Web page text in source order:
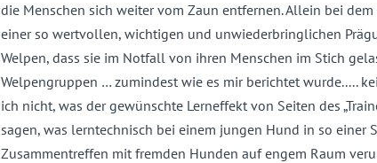
die Menschen sich weiter vom Zaun entfernen. Allein bei
einer so wertvollen, wichtigen und unwiederbringlichen
Welpen, dass sie im Notfall von ihren Menschen im Stich
Welpengruppen … zumindest wie es mir berichtet wurde.....
ich nicht, was der gewünschte Lerneffekt von Seiten des
sagen, was lerntechnisch bei einem jungen Hund in so einer
Zusammentreffen mit fremden Hunden auf engem Raum